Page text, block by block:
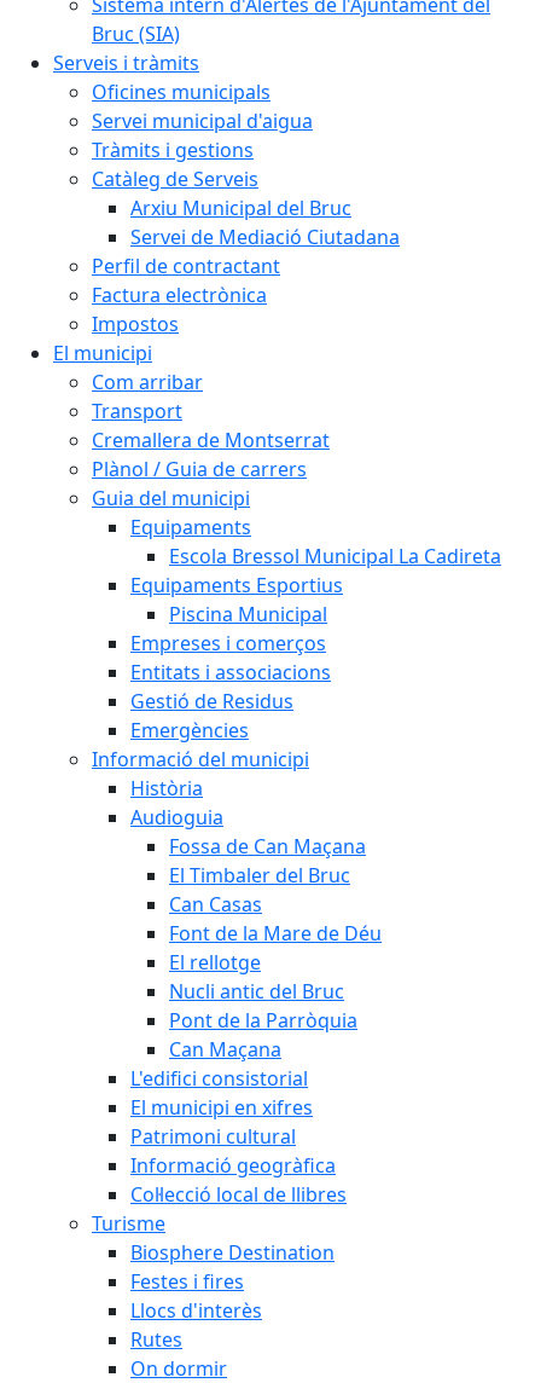
Bruc (SIA)
Serveis i tràmits
Oficines municipals
Servei municipal d'aigua
Tràmits i gestions
Catàleg de Serveis
Arxiu Municipal del Bruc
Servei de Mediació Ciutadana
Perfil de contractant
Factura electrònica
Impostos
El municipi
Com arribar
Transport
Cremallera de Montserrat
Plànol / Guia de carrers
Guia del municipi
Equipaments
Escola Bressol Municipal La Cadireta
Equipaments Esportius
Piscina Municipal
Empreses i comerços
Entitats i associacions
Gestió de Residus
Emergències
Informació del municipi
Història
Audioguia
Fossa de Can Maçana
El Timbaler del Bruc
Can Casas
Font de la Mare de Déu
El rellotge
Nucli antic del Bruc
Pont de la Parròquia
Can Maçana
L'edifici consistorial
El municipi en xifres
Patrimoni cultural
Informació geogràfica
Col·lecció local de llibres
Turisme
Biosphere Destination
Festes i fires
Llocs d'interès
Rutes
On dormir